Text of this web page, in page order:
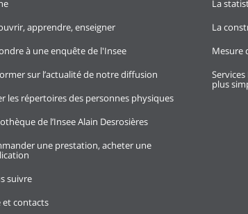
apprendre, enseigner
à une enquête de l'Insee
sur l’actualité de notre diffusion
les répertoires des personnes physiques
de l’Insee Alain Desrosières
une prestation, acheter une
suivre
et contacts
La
La
Mesure
plus